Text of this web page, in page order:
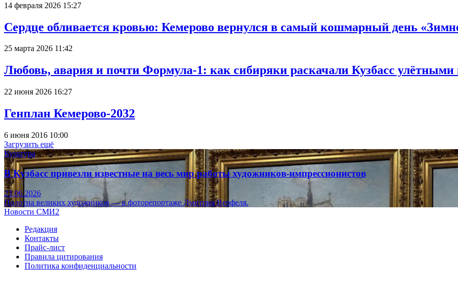
14 февраля 2026 15:27
Сердце обливается кровью: Кемерово вернулся в самый кошмарный день
25 марта 2026 11:42
Любовь, авария и почти Формула-1: как сибиряки раскачали Кузбасс улётными
22 июня 2026 16:27
Генплан Кемерово-2032
6 июня 2016 10:00
Загрузить ещё
Культура
В Кузбасс привезли известные на весь мир работы художников-импрессионистов
23.06.2026
Полотна великих художников — в фоторепортаже Дмитрия Верфеля.
Новости СМИ2
Редакция
Контакты
Прайс-лист
Правила цитирования
Политика конфиденциальности